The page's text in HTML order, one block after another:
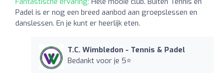
Padel is er nog een breed aanbod aan groepslessen en
danslessen. En je kunt er heerlijk eten.
T.C. Wimbledon - Tennis & Padel
Bedankt voor je 5⭐️